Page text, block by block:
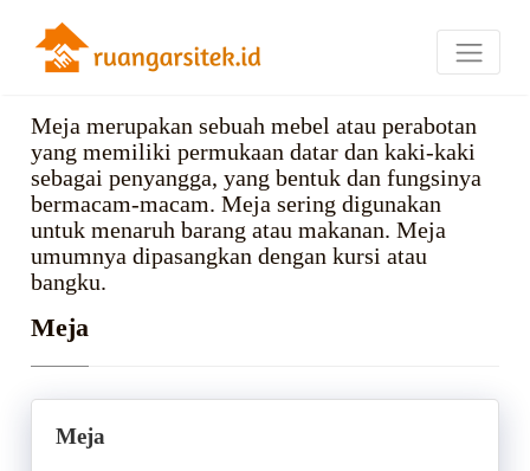
Meja merupakan sebuah mebel atau perabotan
yang memiliki permukaan datar dan kaki-kaki
sebagai penyangga, yang bentuk dan fungsinya
bermacam-macam. Meja sering digunakan
untuk menaruh barang atau makanan. Meja
umumnya dipasangkan dengan kursi atau
bangku.
Meja
Meja